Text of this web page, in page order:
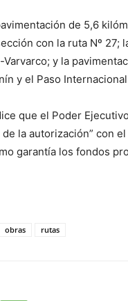
de 5,6
con la ruta Nº 27;
Varvarco; y la
y el Paso
que el Poder
la autorización” con
garantía los fondos
obras rutas